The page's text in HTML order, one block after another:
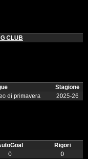
CLUB
Stagione
di primavera 2025-26
Rigori
0 0